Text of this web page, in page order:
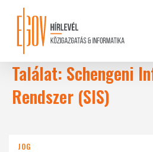
content
Találat: Schengeni
Rendszer (SIS)
JOG